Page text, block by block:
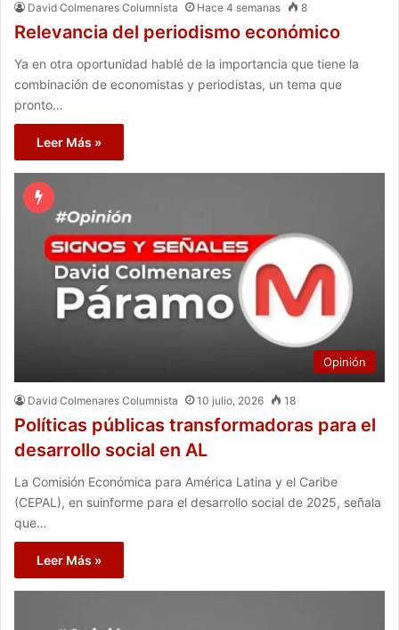
David Colmenares Columnista Hace 4 semanas 8
Relevancia del periodismo económico
Ya en otra oportunidad hablé de la importancia que tiene la
combinación de economistas y periodistas, un tema que
pronto…
Leer Más »
Opinión
David Colmenares Columnista 10 julio, 2026 18
Políticas públicas transformadoras para el
desarrollo social en AL
La Comisión Económica para América Latina y el Caribe
(CEPAL), en suinforme para el desarrollo social de 2025, señala
que…
Leer Más »